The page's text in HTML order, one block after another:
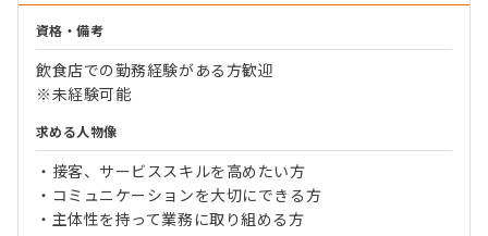
資格・備考
飲食店での勤務経験がある方歓迎
※未経験可能
求める人物像
・接客、サービススキルを高めたい方
・コミュニケーションを大切にできる方
・主体性を持って業務に取り組める方